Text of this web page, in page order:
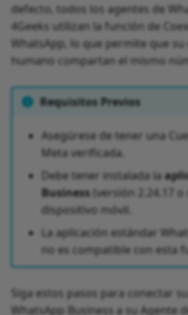
defecto, todos los agentes de
4Geeks utilizan la función de
WhatsApp, lo que permite que su
humano compartan el mismo
Requisitos Previos
Asegúrese de tener una
Meta verificada.
Debe tener instalada la
Business(versión 2.24.17
dispositivo móvil.
La aplicación estándar
no es compatible con esta
Siga estos pasos para conectar
WhatsApp Business a su Agente